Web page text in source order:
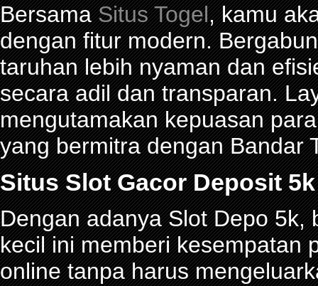
BersamaSitus Togel, kamu
dengan fitur modern.
taruhan lebih nyaman dan
secara adil dan transparan.
mengutamakan kepuasan
yang bermitra dengan Bandar
Situs Slot Gacor Deposit
Dengan adanya Slot Depo 5k,
kecil ini memberi kesempatan
online tanpa harus